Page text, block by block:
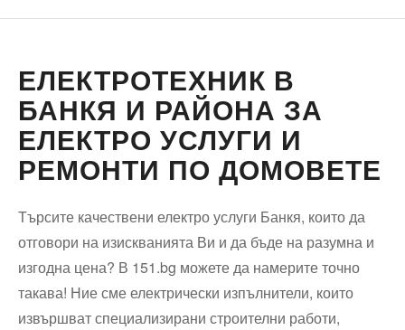
ЕЛЕКТРОТЕХНИК В
БАНКЯ И РАЙОНА ЗА
ЕЛЕКТРО УСЛУГИ И
РЕМОНТИ ПО ДОМОВЕТЕ
Търсите качествени електро услуги Банкя, които да
отговори на изискванията Ви и да бъде на разумна и
изгодна цена? В 151.bg можете да намерите точно
такава! Ние сме електрически изпълнители, които
извършват специализирани строителни работи,